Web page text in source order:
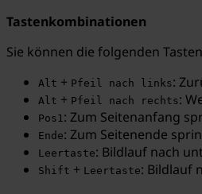
Tastenkombinationen
Sie können die folgenden
Alt + Pfeil nach links:
Alt + Pfeil nach rechts:
Pos1: Zum Seitenanfang
Ende: Zum Seitenende
Leertaste: Bildlauf nach
Shift + Leertaste: Bildlauf
Suchbegriff...